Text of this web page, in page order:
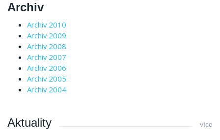
Archiv
Archiv 2010
Archiv 2009
Archiv 2008
Archiv 2007
Archiv 2006
Archiv 2005
Archiv 2004
Aktuality více